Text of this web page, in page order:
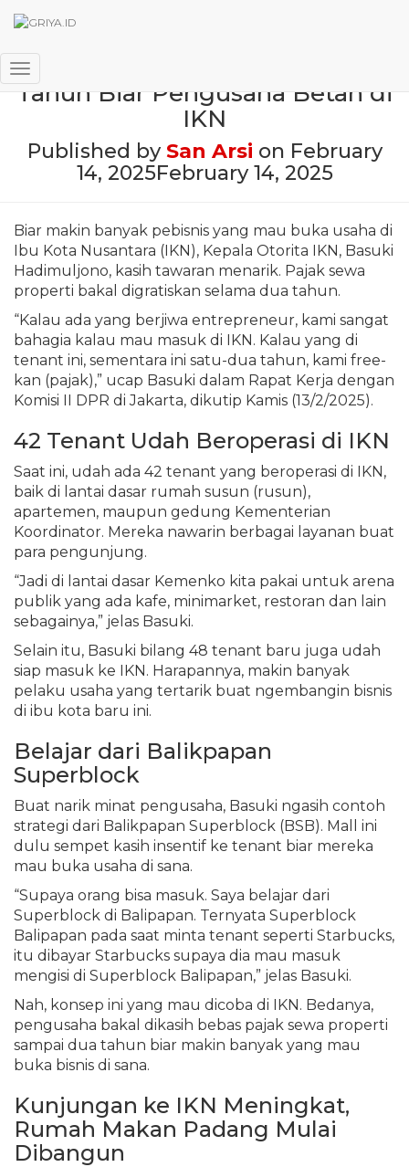
Toggle Navigation
Basuki Janjikan Bebas Pajak 2
Tahun Biar Pengusaha Betah di
IKN
Published by San Arsi on February
14, 2025February 14, 2025
Biar makin banyak pebisnis yang mau buka usaha di
Ibu Kota Nusantara (IKN), Kepala Otorita IKN, Basuki
Hadimuljono, kasih tawaran menarik. Pajak sewa
properti bakal digratiskan selama dua tahun.
“Kalau ada yang berjiwa entrepreneur, kami sangat
bahagia kalau mau masuk di IKN. Kalau yang di
tenant ini, sementara ini satu-dua tahun, kami free-
kan (pajak),” ucap Basuki dalam Rapat Kerja dengan
Komisi II DPR di Jakarta, dikutip Kamis (13/2/2025).
42 Tenant Udah Beroperasi di IKN
Saat ini, udah ada 42 tenant yang beroperasi di IKN,
baik di lantai dasar rumah susun (rusun),
apartemen, maupun gedung Kementerian
Koordinator. Mereka nawarin berbagai layanan buat
para pengunjung.
“Jadi di lantai dasar Kemenko kita pakai untuk arena
publik yang ada kafe, minimarket, restoran dan lain
sebagainya,” jelas Basuki.
Selain itu, Basuki bilang 48 tenant baru juga udah
siap masuk ke IKN. Harapannya, makin banyak
pelaku usaha yang tertarik buat ngembangin bisnis
di ibu kota baru ini.
Belajar dari Balikpapan
Superblock
Buat narik minat pengusaha, Basuki ngasih contoh
strategi dari Balikpapan Superblock (BSB). Mall ini
dulu sempet kasih insentif ke tenant biar mereka
mau buka usaha di sana.
“Supaya orang bisa masuk. Saya belajar dari
Superblock di Balipapan. Ternyata Superblock
Balipapan pada saat minta tenant seperti Starbucks,
itu dibayar Starbucks supaya dia mau masuk
mengisi di Superblock Balipapan,” jelas Basuki.
Nah, konsep ini yang mau dicoba di IKN. Bedanya,
pengusaha bakal dikasih bebas pajak sewa properti
sampai dua tahun biar makin banyak yang mau
buka bisnis di sana.
Kunjungan ke IKN Meningkat,
Rumah Makan Padang Mulai
Dibangun